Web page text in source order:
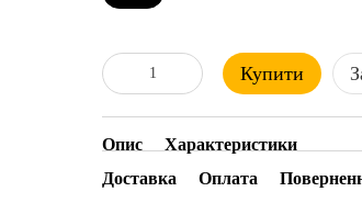
Купити
Опис
Характеристики
Доставка
Оплата